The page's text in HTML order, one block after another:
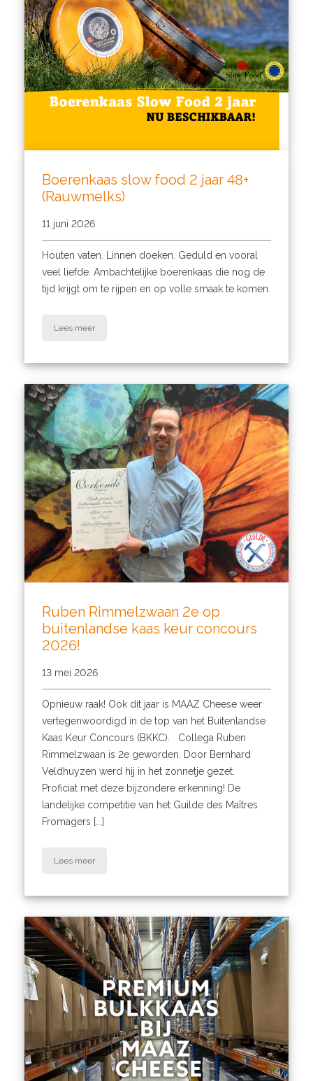
Boerenkaas slow food 2 jaar 48+
(Rauwmelks)
11 juni 2026
Houten vaten. Linnen doeken. Geduld en vooral
veel liefde. Ambachtelijke boerenkaas die nog de
tijd krijgt om te rijpen en op volle smaak te komen.
Lees meer
Ruben Rimmelzwaan 2e op
buitenlandse kaas keur concours
2026!
13 mei 2026
Opnieuw raak! Ook dit jaar is MAAZ Cheese weer
vertegenwoordigd in de top van het Buitenlandse
Kaas Keur Concours (BKKC). Collega Ruben
Rimmelzwaan is 2e geworden. Door Bernhard
Veldhuyzen werd hij in het zonnetje gezet.
Proficiat met deze bijzondere erkenning! De
landelijke competitie van het Guilde des Maîtres
Fromagers [...]
Lees meer